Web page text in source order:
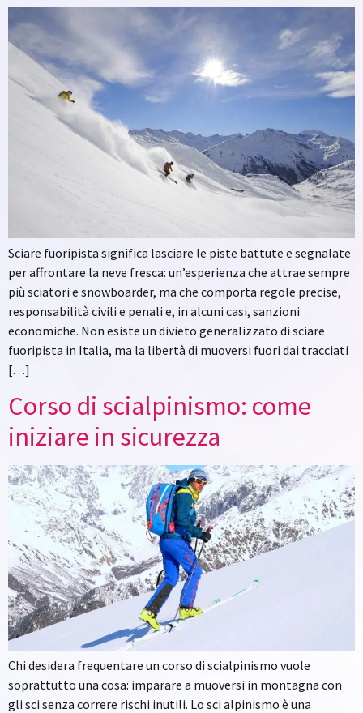
Sciare fuoripista significa lasciare le piste battute e segnalate
per affrontare la neve fresca: un’esperienza che attrae sempre
più sciatori e snowboarder, ma che comporta regole precise,
responsabilità civili e penali e, in alcuni casi, sanzioni
economiche. Non esiste un divieto generalizzato di sciare
fuoripista in Italia, ma la libertà di muoversi fuori dai tracciati
[…]
Corso di scialpinismo: come
iniziare in sicurezza
Chi desidera frequentare un corso di scialpinismo vuole
soprattutto una cosa: imparare a muoversi in montagna con
gli sci senza correre rischi inutili. Lo sci alpinismo è una